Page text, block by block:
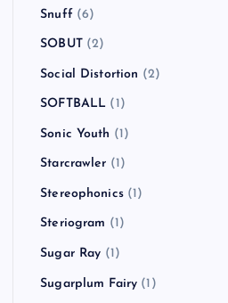
Snuff (6)
SOBUT(2)
Social Distortion (2)
SOFTBALL (1)
Sonic Youth (1)
Starcrawler (1)
Stereophonics(1)
Steriogram (1)
Sugar Ray (1)
Sugarplum Fairy (1)